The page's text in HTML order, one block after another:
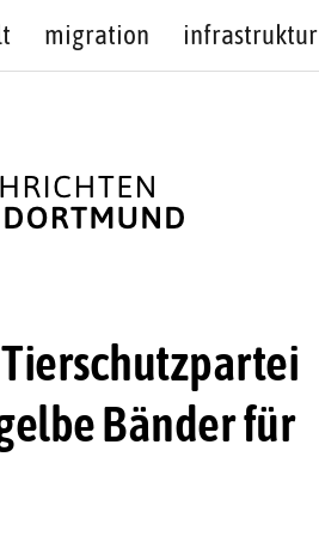
migration infrastruktur
Bänder für